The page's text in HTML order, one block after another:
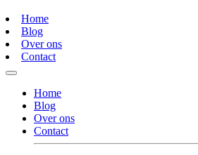
Home
Blog
Over ons
Contact
Home
Blog
Over ons
Contact